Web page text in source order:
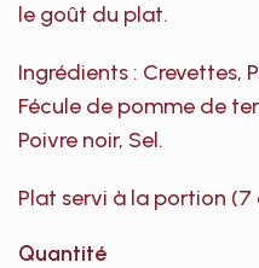
le goût du plat.
Ingrédients : Crevettes,
Fécule de pomme de
Poivre noir, Sel.
Plat servi à la portion (7
Quantité